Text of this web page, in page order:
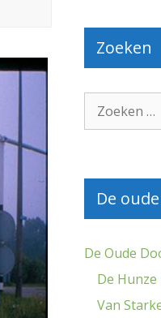
Zoeken
naar:
De
De Oude
De Hunze
Van